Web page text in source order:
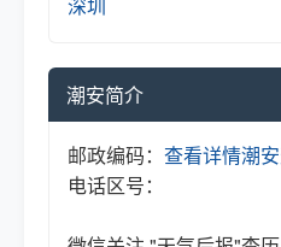
潮安简介
邮政编码：
电话区号：
查看详情潮